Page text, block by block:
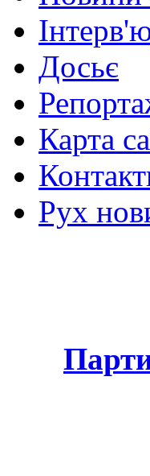
Досьє
Карта
Рух